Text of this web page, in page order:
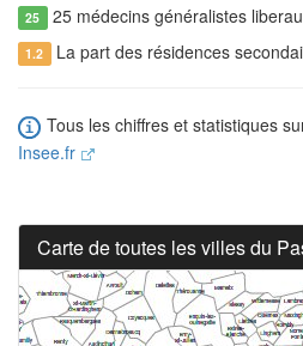
25 25 médecins généralistes
1.2 La part des résidences
Tous les chiffres et statistiques
Insee.fr
Carte de toutes les villes du